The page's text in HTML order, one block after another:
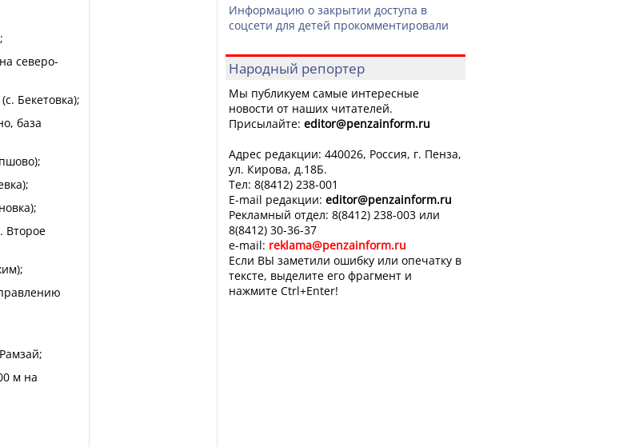
северо-
Бекетовка);
база
Второе
м на
Информацию о закрытии доступа в
соцсети для детей прокомментировали
Народный репортер
Мы публикуем самые интересные
новости от наших читателей.
Присылайте: editor@penzainform.ru
Адрес редакции: 440026, Россия, г. Пенза,
ул. Кирова, д.18Б.
Тел: 8(8412) 238-001
E-mail редакции: editor@penzainform.ru
Рекламный отдел: 8(8412) 238-003 или
8(8412) 30-36-37
e-mail: reklama@penzainform.ru
Если ВЫ заметили ошибку или опечатку в
тексте, выделите его фрагмент и
нажмите Ctrl+Enter!